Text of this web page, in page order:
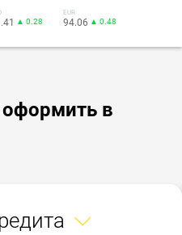
▲ 0.28
EUR
94.06 ▲ 0.48
в